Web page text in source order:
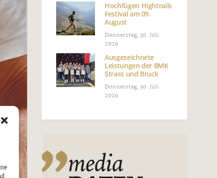
Hochfügen Hightrails
Festival am 09.
August
Donnerstag, 30. Juli
2026
Ausgezeichnete
Leistungen der BMK
Strass und Bruck
Donnerstag, 30. Juli
2026